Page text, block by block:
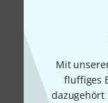
Mit
fluffiges
dazugehört